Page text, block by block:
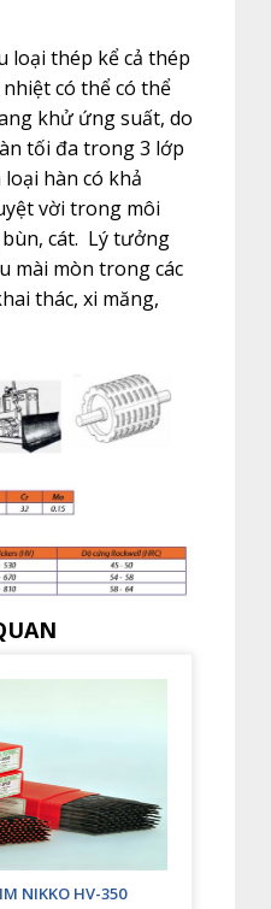
loại thép kể cả thép
có thể có thể
khử ứng suất, do
tối đa trong 3 lớp
hàn có khả
vời trong môi
cát. Lý tưởng
mài mòn trong các
thác, xi măng,
NIKKO HV-350